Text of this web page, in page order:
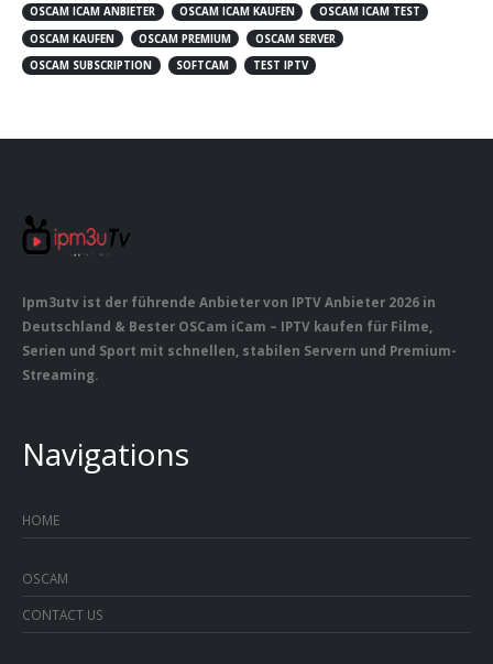
OSCAM ICAM ANBIETER
OSCAM ICAM KAUFEN
OSCAM ICAM TEST
OSCAM KAUFEN
OSCAM PREMIUM
OSCAM SERVER
OSCAM SUBSCRIPTION
SOFTCAM TEST IPTV
Ipm3utv ist der führende Anbieter von IPTV Anbieter 2026 in
Deutschland & Bester OSCam iCam – IPTV kaufen für Filme,
Serien und Sport mit schnellen, stabilen Servern und Premium-
Streaming.
Navigations
HOME
OSCAM
CONTACT US